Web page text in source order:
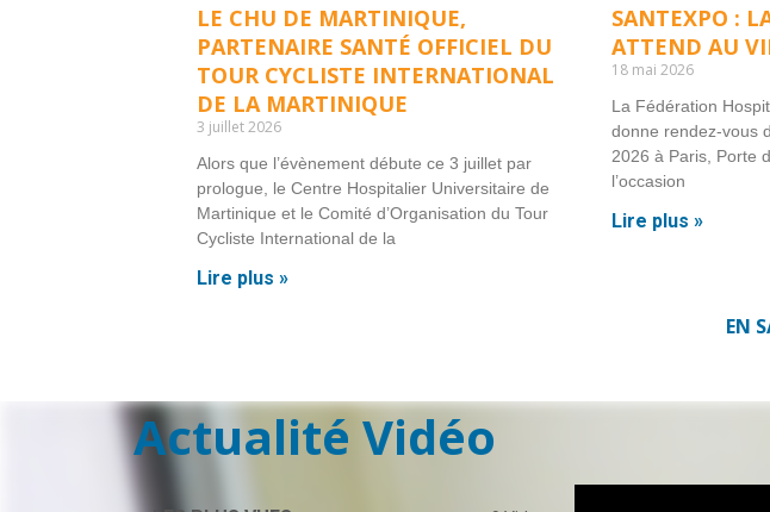
LE CHU DE MARTINIQUE,
PARTENAIRE SANTÉ OFFICIEL DU
TOUR CYCLISTE INTERNATIONAL
DE LA MARTINIQUE
3 juillet 2026
Alors que l’évènement débute ce 3 juillet par
prologue, le Centre Hospitalier Universitaire de
Martinique et le Comité d’Organisation du Tour
Cycliste International de la
Lire plus »
SANTEXPO :
ATTEND AU
18 mai 2026
La Fédération
donne rendez-vous
2026 à Paris, Porte
l’occasion
Lire plus »
EN
Actualité Vidéo